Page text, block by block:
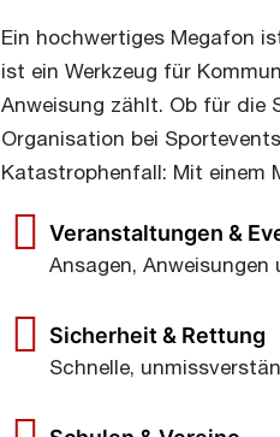
Ein hochwertiges Megafon
ist ein Werkzeug für
Anweisung zählt. Ob für die
Organisation bei
Katastrophenfall: Mit einem
Veranstaltungen &
Ansagen,
Sicherheit & Rettung
Schnelle,